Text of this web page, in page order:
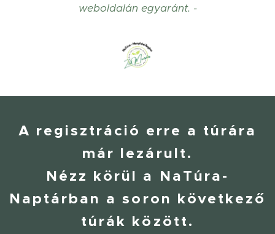
weboldalán egyaránt. -
A regisztráció erre a túrára
már lezárult.
Nézz körül a NaTúra-
Naptárban a soron következő
túrák között.